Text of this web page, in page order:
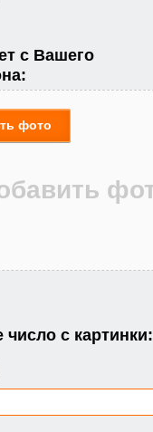
с Вашего
фото
число с картинки: